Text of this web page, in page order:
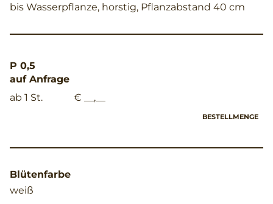
bis Wasserpflanze, horstig, Pflanzabstand 40 cm
P 0,5
auf Anfrage
ab 1 St.
€ __,__
BESTELLMENGE
Blütenfarbe
weiß